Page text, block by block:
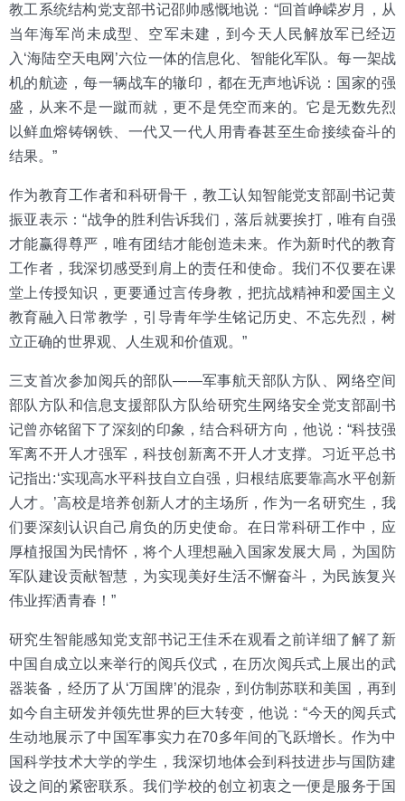
教工系统结构党支部书记邵帅感慨地说：“回首峥嵘岁月，从
当年海军尚未成型、空军未建，到今天人民解放军已经迈
入‘海陆空天电网’六位一体的信息化、智能化军队。每一架战
机的航迹，每一辆战车的辙印，都在无声地诉说：国家的强
盛，从来不是一蹴而就，更不是凭空而来的。它是无数先烈
以鲜血熔铸钢铁、一代又一代人用青春甚至生命接续奋斗的
结果。”
作为教育工作者和科研骨干，教工认知智能党支部副书记黄
振亚表示：“战争的胜利告诉我们，落后就要挨打，唯有自强
才能赢得尊严，唯有团结才能创造未来。作为新时代的教育
工作者，我深切感受到肩上的责任和使命。我们不仅要在课
堂上传授知识，更要通过言传身教，把抗战精神和爱国主义
教育融入日常教学，引导青年学生铭记历史、不忘先烈，树
立正确的世界观、人生观和价值观。”
三支首次参加阅兵的部队——军事航天部队方队、网络空间
部队方队和信息支援部队方队给研究生网络安全党支部副书
记曾亦铭留下了深刻的印象，结合科研方向，他说：“科技强
军离不开人才强军，科技创新离不开人才支撑。习近平总书
记指出:‘实现高水平科技自立自强，归根结底要靠高水平创新
人才。’高校是培养创新人才的主场所，作为一名研究生，我
们要深刻认识自己肩负的历史使命。在日常科研工作中，应
厚植报国为民情怀，将个人理想融入国家发展大局，为国防
军队建设贡献智慧，为实现美好生活不懈奋斗，为民族复兴
伟业挥洒青春！”
研究生智能感知党支部书记王佳禾在观看之前详细了解了新
中国自成立以来举行的阅兵仪式，在历次阅兵式上展出的武
器装备，经历了从‘万国牌’的混杂，到仿制苏联和美国，再到
如今自主研发并领先世界的巨大转变，他说：“今天的阅兵式
生动地展示了中国军事实力在70多年间的飞跃增长。作为中
国科学技术大学的学生，我深切地体会到科技进步与国防建
设之间的紧密联系。我们学校的创立初衷之一便是服务于国